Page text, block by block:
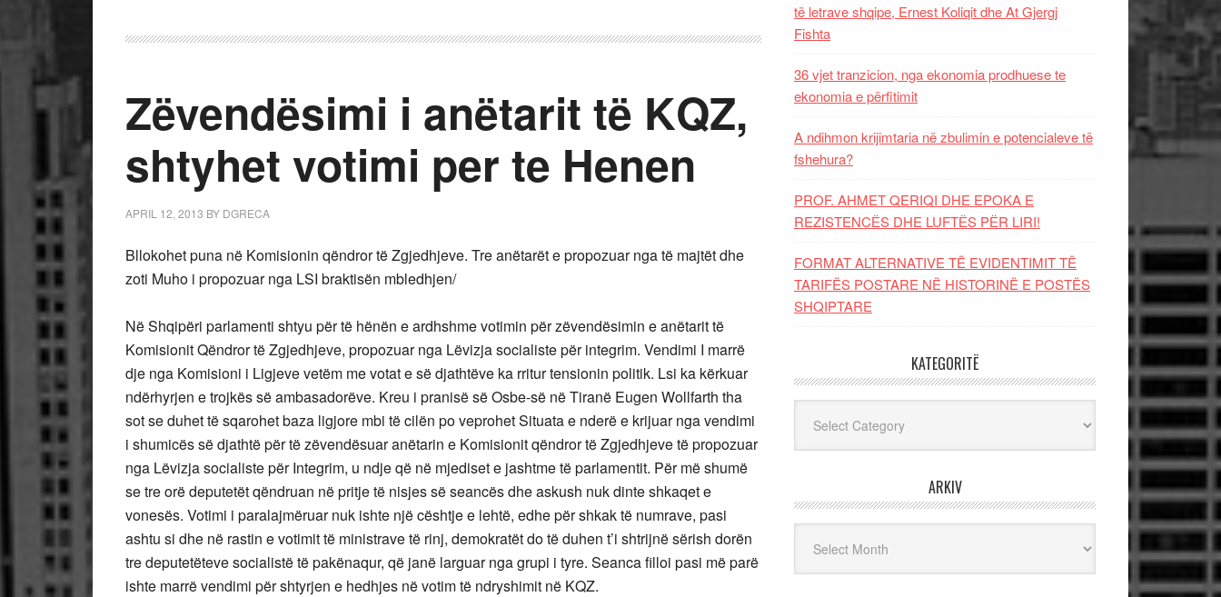
Zëvendësimi i anëtarit të KQZ,
shtyhet votimi per te Henen
APRIL 12, 2013 BY DGRECA
Bllokohet puna në Komisionin qëndror të Zgjedhjeve. Tre anëtarët e propozuar nga të majtët dhe
zoti Muho i propozuar nga LSI braktisën mbledhjen/
Në Shqipëri parlamenti shtyu për të hënën e ardhshme votimin për zëvendësimin e anëtarit të
Komisionit Qëndror të Zgjedhjeve, propozuar nga Lëvizja socialiste për integrim. Vendimi I marrë
dje nga Komisioni i Ligjeve vetëm me votat e së djathtëve ka rritur tensionin politik. Lsi ka kërkuar
ndërhyrjen e trojkës së ambasadorëve. Kreu i pranisë së Osbe-së në Tiranë Eugen Wollfarth tha
sot se duhet të sqarohet baza ligjore mbi të cilën po veprohet Situata e nderë e krijuar nga vendimi
i shumicës së djathtë për të zëvendësuar anëtarin e Komisionit qëndror të Zgjedhjeve të propozuar
nga Lëvizja socialiste për Integrim, u ndje që në mjediset e jashtme të parlamentit. Për më shumë
se tre orë deputetët qëndruan në pritje të nisjes së seancës dhe askush nuk dinte shkaqet e
vonesës. Votimi i paralajmëruar nuk ishte një cështje e lehtë, edhe për shkak të numrave, pasi
ashtu si dhe në rastin e votimit të ministrave të rinj, demokratët do të duhen t’i shtrijnë sërish dorën
tre deputetëteve socialistë të pakënaqur, që janë larguar nga grupi i tyre. Seanca filloi pasi më parë
ishte marrë vendimi për shtyrjen e hedhjes në votim të ndryshimit në KQZ.
të letrave shqipe, Ernest Koliqit dhe At Gjergj
Fishta
36 vjet tranzicion, nga ekonomia prodhuese te
ekonomia e përfitimit
A ndihmon krijimtaria në zbulimin e potencialeve të
fshehura?
PROF. AHMET QERIQI DHE EPOKA E
REZISTENCЁS DHE LUFTЁS PЁR LIRI!
FORMAT ALTERNATIVE TË EVIDENTIMIT TË
TARIFËS POSTARE NË HISTORINË E POSTËS
SHQIPTARE
KATEGORITË
ARKIV